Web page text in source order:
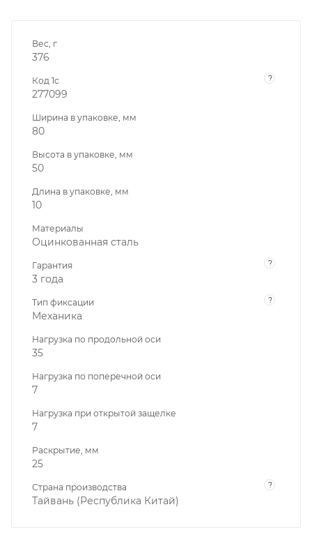
Вес, г
376
Код 1с ?
277099
Ширина в упаковке, мм
80
Высота в упаковке, мм
50
Длина в упаковке, мм
10
Материалы
Оцинкованная сталь
Гарантия ?
3 года
Тип фиксации ?
Механика
Нагрузка по продольной оси
35
Нагрузка по поперечной оси
7
Нагрузка при открытой защелке
7
Раскрытие, мм
25
Страна производства ?
Тайвань (Республика Китай)